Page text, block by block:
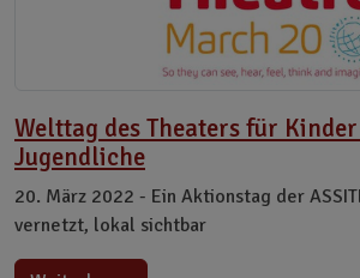
Welttag des Theaters für
Jugendliche
20. März 2022 - Ein Aktionstag der
vernetzt, lokal sichtbar